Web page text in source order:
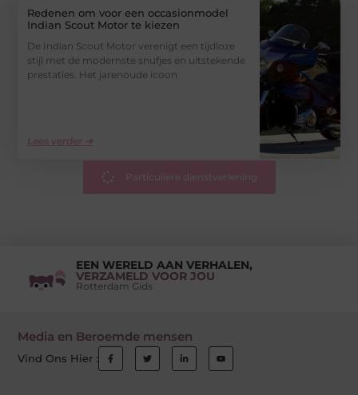
Redenen om voor een occasionmodel
Indian Scout Motor te kiezen
De Indian Scout Motor verenigt een tijdloze
stijl met de modernste snufjes en uitstekende
prestaties. Het jarenoude icoon
Lees verder ➜
Particuliere dienstverlening
EEN WERELD AAN VERHALEN,
VERZAMELD VOOR JOU
Rotterdam Gids
Media en Beroemde mensen
Vind Ons Hier :